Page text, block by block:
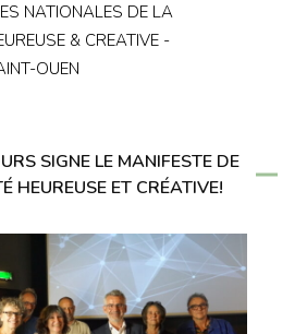
NATIONALES DE LA
& CREATIVE -
OUEN
SIGNE LE MANIFESTE DE
HEUREUSE ET CRÉATIVE!